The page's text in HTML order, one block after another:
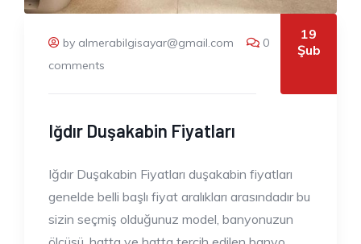
by almerabilgisayar@gmail.com
0
comments
19
Şub
Iğdır Duşakabin Fiyatları
Iğdır Duşakabin Fiyatları duşakabin fiyatları
genelde belli başlı fiyat aralıkları arasındadır bu
sizin seçmiş olduğunuz model, banyonuzun